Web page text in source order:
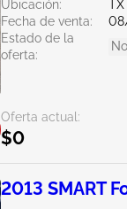
Ubicación:
TX
Fecha de venta:
Estado de la
oferta:
Oferta actual:
$0
2013 SMART